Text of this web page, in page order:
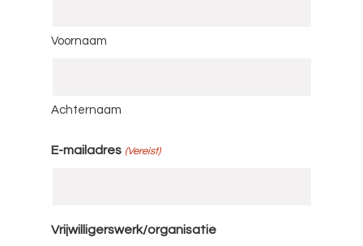
Voornaam
Achternaam
E-mailadres (Vereist)
Vrijwilligerswerk/organisatie